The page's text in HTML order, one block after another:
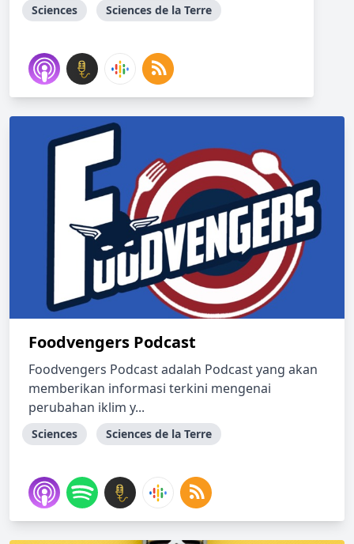
Sciences Sciences de la Terre
Foodvengers Podcast
Foodvengers Podcast adalah Podcast yang akan
memberikan informasi terkini mengenai
perubahan iklim y...
Sciences Sciences de la Terre